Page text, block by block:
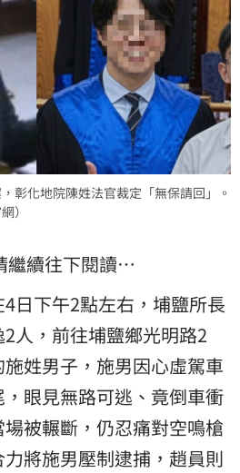
彰化地院陳姓法官裁定「無保請回」。
）
繼續往下閱讀…
日下午2點左右，埔鹽所長
人，前往埔鹽鄉光明路2
姓男子，施男因心虛駕車
眼見無路可逃、竟倒車衝
被輾斷，仍忍痛對空鳴槍
將施男壓制逮捕，趙員則